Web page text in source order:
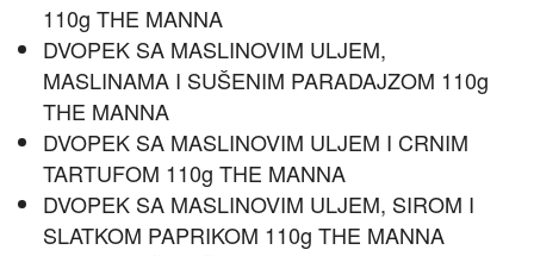
110g THE MANNA
DVOPEK SA MASLINOVIM ULJEM,
MASLINAMA I SUŠENIM PARADAJZOM 110g
THE MANNA
DVOPEK SA MASLINOVIM ULJEM I CRNIM
TARTUFOM 110g THE MANNA
DVOPEK SA MASLINOVIM ULJEM, SIROM I
SLATKOM PAPRIKOM 110g THE MANNA